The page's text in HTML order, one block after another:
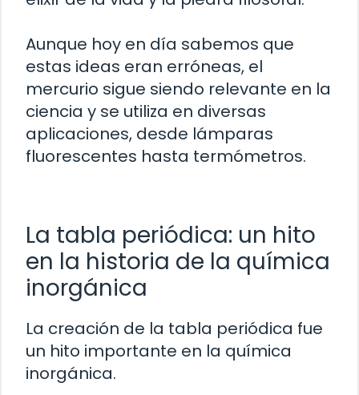
Aunque hoy en día sabemos que
estas ideas eran erróneas, el
mercurio sigue siendo relevante en la
ciencia y se utiliza en diversas
aplicaciones, desde lámparas
fluorescentes hasta termómetros.
La tabla periódica: un hito
en la historia de la química
inorgánica
La creación de la tabla periódica fue
un hito importante en la química
inorgánica.